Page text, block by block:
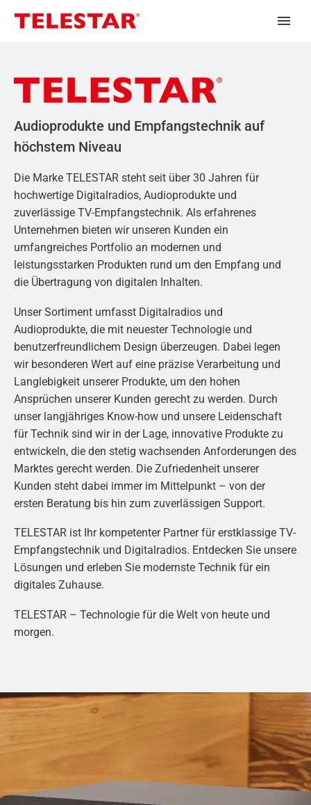
Audioprodukte und Empfangstechnik auf
höchstem Niveau
Die Marke TELESTAR steht seit über 30 Jahren für
hochwertige Digitalradios, Audioprodukte und
zuverlässige TV-Empfangstechnik. Als erfahrenes
Unternehmen bieten wir unseren Kunden ein
umfangreiches Portfolio an modernen und
leistungsstarken Produkten rund um den Empfang und
die Übertragung von digitalen Inhalten.
Unser Sortiment umfasst Digitalradios und
Audioprodukte, die mit neuester Technologie und
benutzerfreundlichem Design überzeugen. Dabei legen
wir besonderen Wert auf eine präzise Verarbeitung und
Langlebigkeit unserer Produkte, um den hohen
Ansprüchen unserer Kunden gerecht zu werden. Durch
unser langjähriges Know-how und unsere Leidenschaft
für Technik sind wir in der Lage, innovative Produkte zu
entwickeln, die den stetig wachsenden Anforderungen des
Marktes gerecht werden. Die Zufriedenheit unserer
Kunden steht dabei immer im Mittelpunkt – von der
ersten Beratung bis hin zum zuverlässigen Support.
TELESTAR ist Ihr kompetenter Partner für erstklassige TV-
Empfangstechnik und Digitalradios. Entdecken Sie unsere
Lösungen und erleben Sie modernste Technik für ein
digitales Zuhause.
TELESTAR – Technologie für die Welt von heute und
morgen.